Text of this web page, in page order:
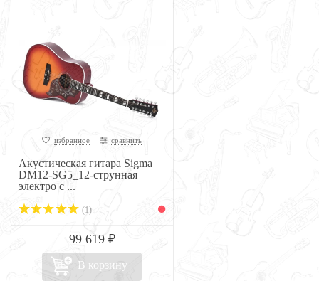
избранное сравнить
Акустическая гитара Sigma
DM12-SG5_12-струнная
электро с ...
(1)
99 619 ₽
В корзину